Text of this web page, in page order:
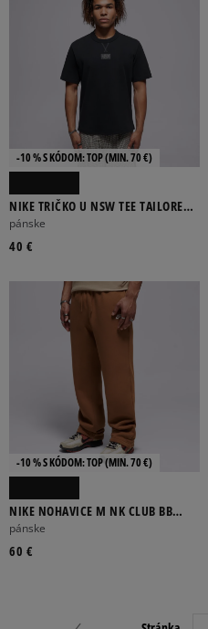
-10 % S KÓDOM: TOP (MIN. 70 €)
NIKE TRIČKO U NSW TEE TAILORED
PREM PATCH
pánske
40 €
-10 % S KÓDOM: TOP (MIN. 70 €)
NIKE NOHAVICE M NK CLUB BB
BUNGEE PANT
pánske
60 €